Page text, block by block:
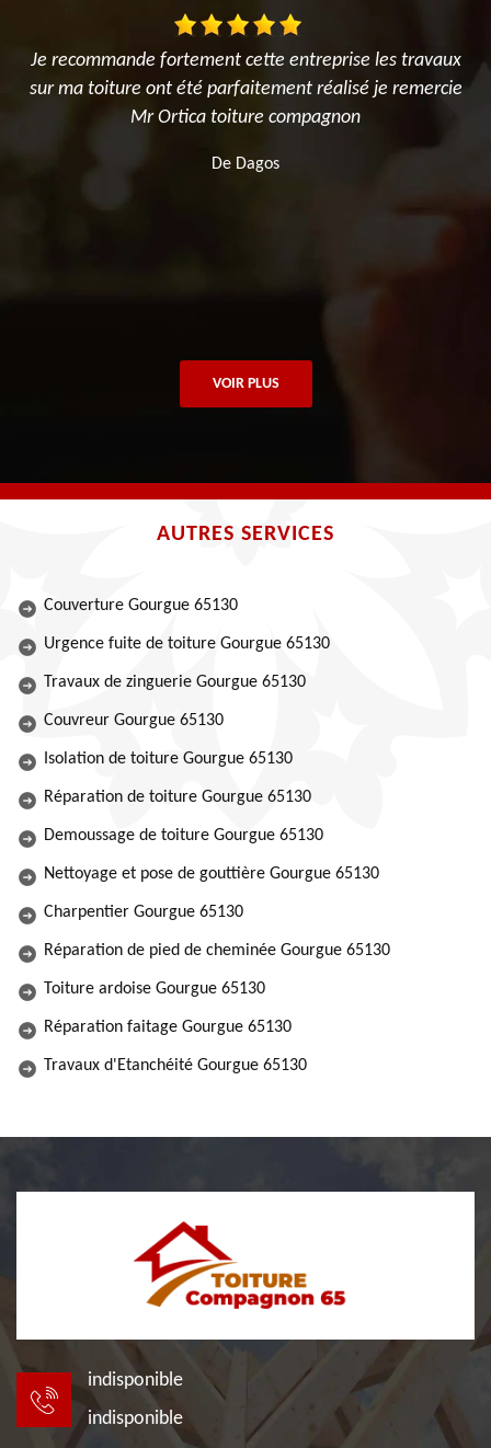
Je recommande fortement cette entreprise les travaux
sur ma toiture ont été parfaitement réalisé je remercie
Mr Ortica toiture compagnon
De Dagos
VOIR PLUS
AUTRES SERVICES
Couverture Gourgue 65130
Urgence fuite de toiture Gourgue 65130
Travaux de zinguerie Gourgue 65130
Couvreur Gourgue 65130
Isolation de toiture Gourgue 65130
Réparation de toiture Gourgue 65130
Demoussage de toiture Gourgue 65130
Nettoyage et pose de gouttière Gourgue 65130
Charpentier Gourgue 65130
Réparation de pied de cheminée Gourgue 65130
Toiture ardoise Gourgue 65130
Réparation faitage Gourgue 65130
Travaux d'Etanchéité Gourgue 65130
indisponible
indisponible